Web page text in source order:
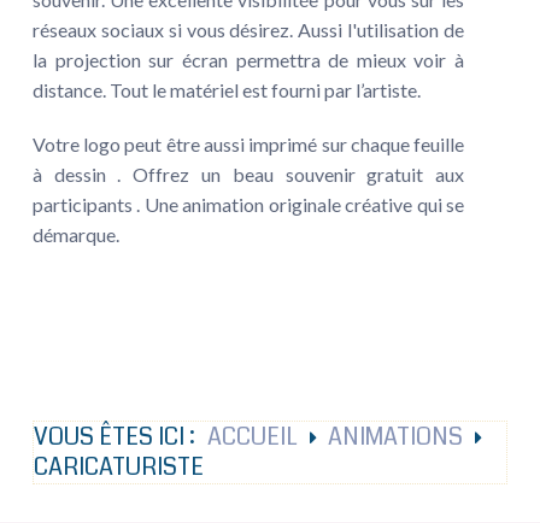
réseaux sociaux si vous désirez. Aussi l'utilisation de
la projection sur écran permettra de mieux voir à
distance. Tout le matériel est fourni par l’artiste.
Votre logo peut être aussi imprimé sur chaque feuille
à dessin . Offrez un beau souvenir gratuit aux
participants . Une animation originale créative qui se
démarque.
VOUS ÊTES ICI : ACCUEIL
ANIMATIONS
CARICATURISTE